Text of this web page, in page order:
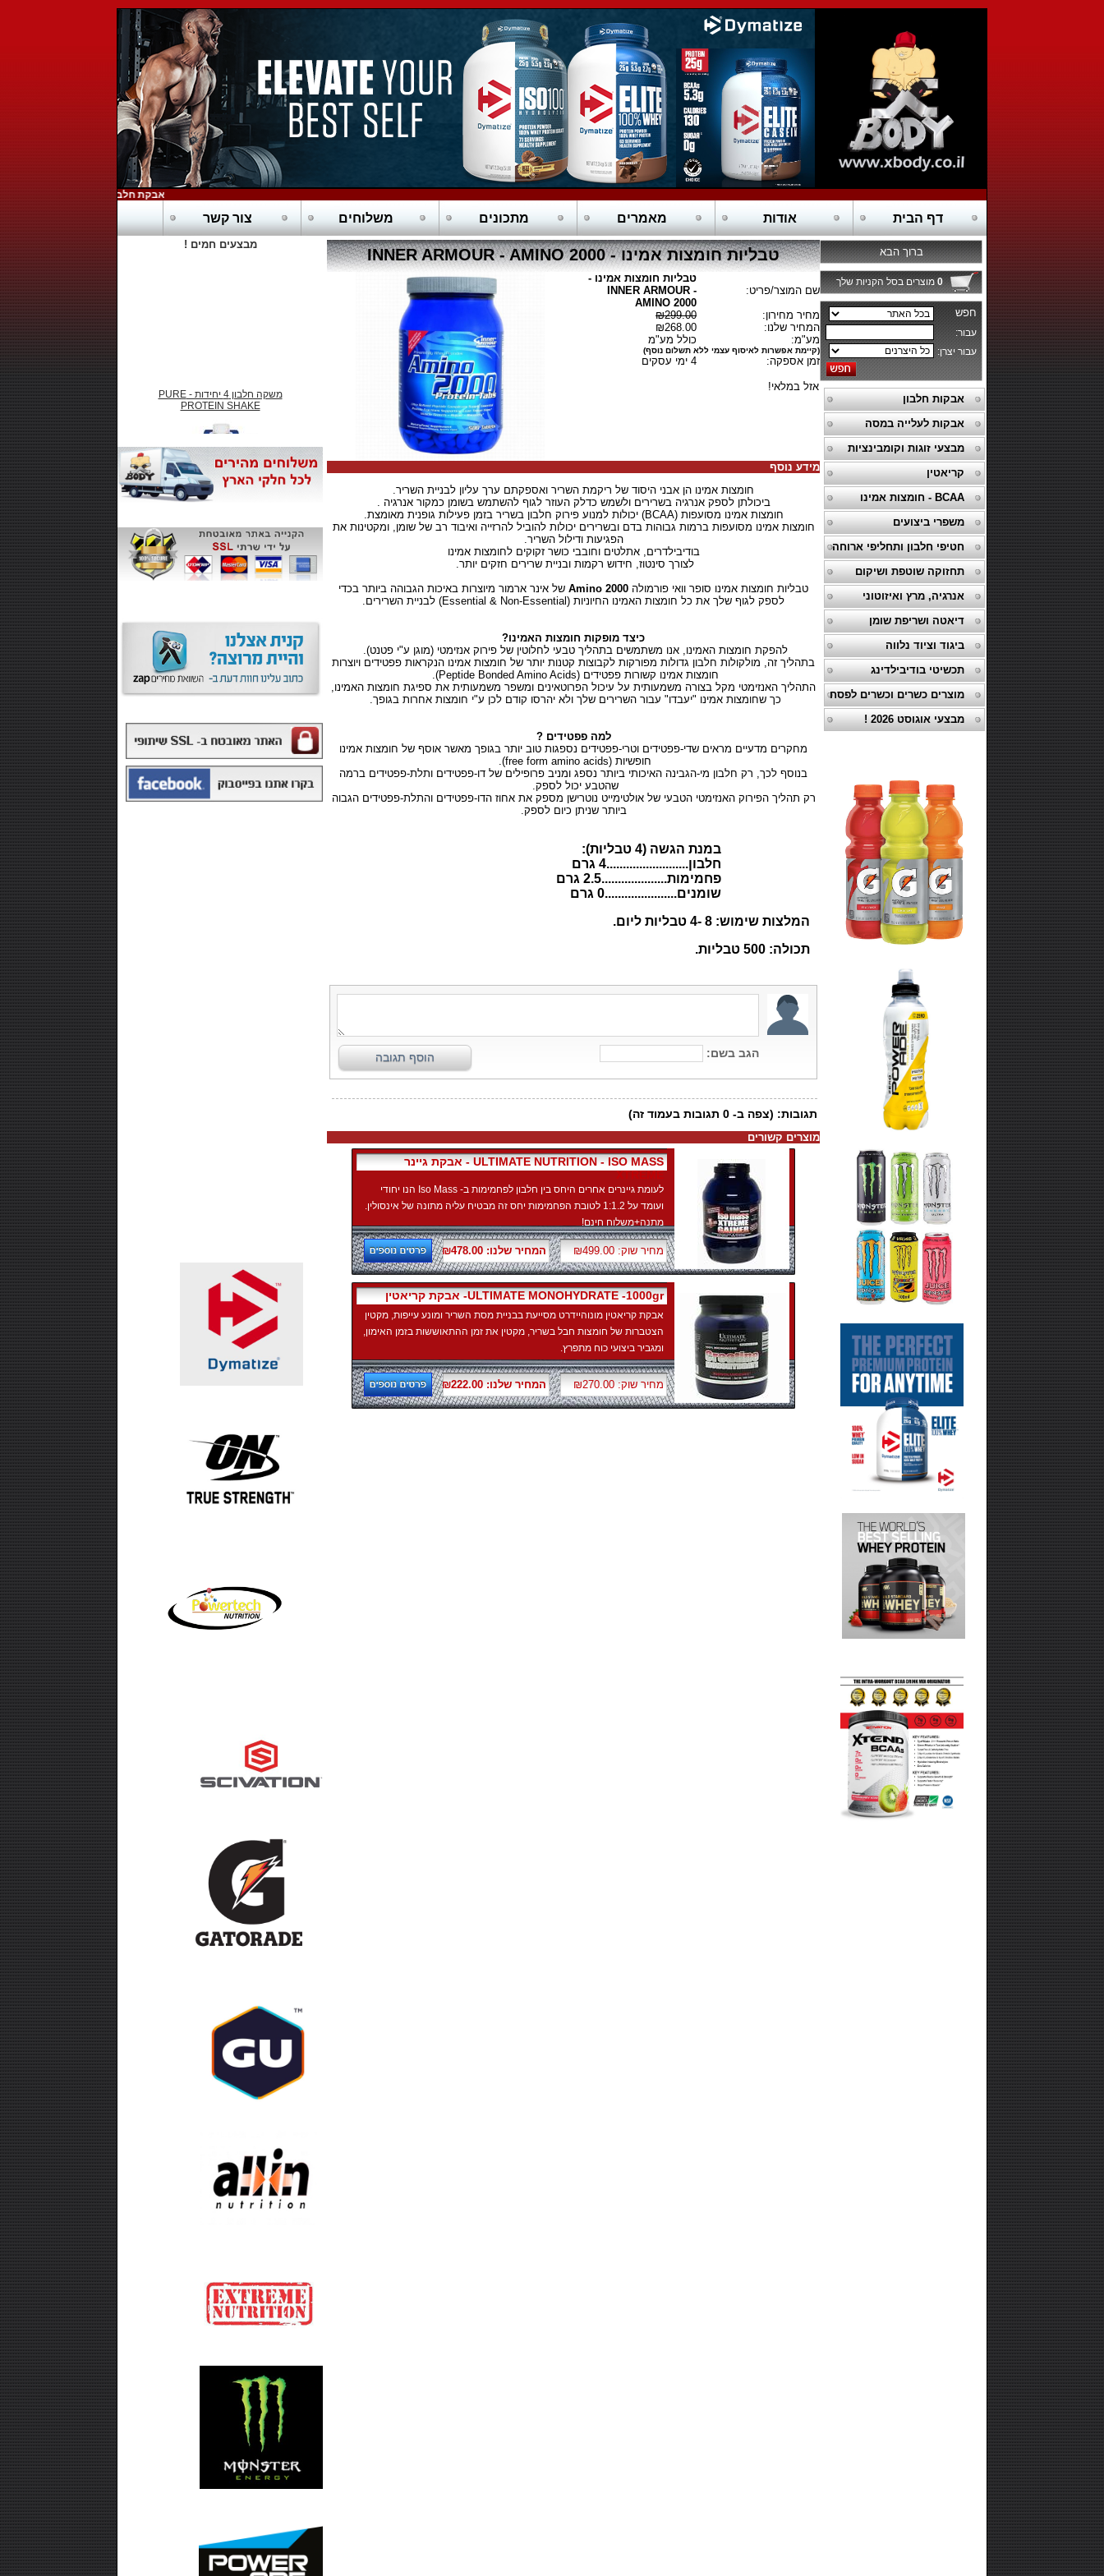
אבקת חלבון כשרה בדץ - POWERTECH-PURE WHEY HD
דף הבית אודות מאמרים מתכונים משלוחים צור קשר
ברוך הבא
0 מוצרים בסל הקניות שלך
אבקות חלבון
אבקות לעלייה במסה
מבצעי זוגות וקומבינציות
קריאטין
BCAA - חומצות אמינו
משפרי ביצועים
חטיפי חלבון ותחליפי ארוחה
תחזוקה שוטפת ושיקום
אנרגיה, מרץ ואיזוטוני
דיאטה ושריפת שומן
ביגוד וציוד נלווה
תכשיטי בודיבילדינג
מוצרים כשרים וכשרים לפסח
מבצעי אוגוסט 2026 !
טבליות חומצות אמינו - INNER ARMOUR - AMINO 2000
שם המוצר/פריט:
טבליות חומצות אמינו -
INNER ARMOUR -
AMINO 2000
מחיר מחירון:
₪299.00
המחיר שלנו:
₪268.00
מע"מ:
כולל מע"מ
(קיימת אפשרות לאיסוף עצמי ללא תשלום נוסף)
זמן אספקה: 4 ימי עסקים
אזל במלאי!
מידע נוסף
חומצות אמינו הן אבני היסוד של ריקמת השריר ואספקתם ערך עליון לבניית השריר.
ביכולתן לספק אנרגיה בשרירים ולשמש כדלק העוזר לגוף להשתמש בשומן כמקור אנרגיה .
חומצות אמינו מסועפות (BCAA) יכולות למנוע פירוק חלבון בשריר בזמן פעילות גופנית מאומצת.
חומצות אמינו מסועפות ברמות גבוהות בדם ובשרירים יכולות להוביל להרזייה ואיבוד רב של שומן, ומקטינות את
הפגיעות ודילול השריר.
בודיבילדרים, אתלטים וחובבי כושר זקוקים לחומצות אמינו
לצורך סינטוז, חידוש רקמות ובניית שרירים חזקים יותר.
טבליות חומצות אמינו סופר וואי פורמולה 2000 Amino
של אינר ארמור מיוצרות באיכות הגבוהה ביותר בכדי
לספק לגוף שלך את כל חומצות האמינו החיוניות (Essential & Non-Essential) לבניית השרירים.
כיצד מופקות חומצות האמינו?
להפקת חומצות האמינו, אנו משתמשים בתהליך טבעי לחלוטין של פירוק אנזימטי (מוגן ע"י פטנט).
בתהליך זה, מולקולות חלבון גדולות מפורקות לקבוצות קטנות יותר של חומצות אמינו הנקראות פפטידים ויוצרות
חומצות אמינו קשורות פפטידים (Peptide Bonded Amino Acids).
התהליך האנזימטי מקל בצורה משמעותית על עיכול הפרוטאינים ומשפר משמעותית את ספיגת חומצות האמינו,
כך שחומצות אמינו "יעבדו" עבור השרירים שלך ולא יהרסו קודם לכן ע"י חומצות אחרות בגופך.
למה פפטידים ?
מחקרים מדעיים מראים שדי-פפטידים וטרי-פפטידים נספגות טוב יותר בגופך מאשר אוסף של חומצות אמינו
חופשיות (free form amino acids).
בנוסף לכך, רק חלבון מי-הגבינה האיכותי ביותר נספג ומניב פרופילים של דו-פפטידים ותלת-פפטידים ברמה
שהטבע יכול לספק.
רק תהליך הפירוק האנזימטי הטבעי של אולטימייט נוטרישן מספק את אחוז הדו-פפטידים והתלת-פפטידים הגבוה
ביותר שניתן כיום לספק.
במנת הגשה (4 טבליות):
חלבון.........................4 גרם
פחמימות....................2.5 גרם
שומנים......................0 גרם
המלצות שימוש: 8 -4 טבליות ליום.
תכולה: 500 טבליות.
מוצרים קשורים
אבקת גיינר - ULTIMATE NUTRITION - ISO MASS
XTREME
לעומת גיינרים אחרים היחס בין חלבון לפחמימות ב- Iso Mass הנו יחודי
ועומד על 1:1.2 לטובת הפחמימות יחס זה מבטיח עליה מתונה של אינסולין.
מתנה+משלוח חינם!
המחיר שלנו: ₪478.00 מחיר שוק: ₪499.00
אבקת קריאטין -ULTIMATE MONOHYDRATE -1000gr
אבקת קריאטין מונוהיידרט מסייעת בבניית מסת השריר ומונע עייפות, מקטין
הצטברות של חומצות חבל בשריר, מקטין את זמן ההתאוששות בזמן האימון,
ומגביר ביצועי כוח מתפרץ.
המחיר שלנו: ₪222.00 מחיר שוק: ₪270.00
מבצעים חמים !
PROTEIN SHAKE
חטיף חלבון ,10 יחידות - SMARTE
CARB
₪99.00
משקה אנרגיה 500 מל MONSTER
₪99.00
CRUNCH